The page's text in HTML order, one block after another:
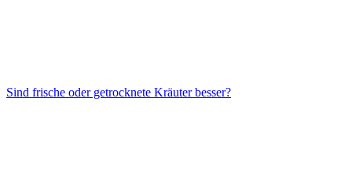
Sind frische oder getrocknete Kräuter besser?